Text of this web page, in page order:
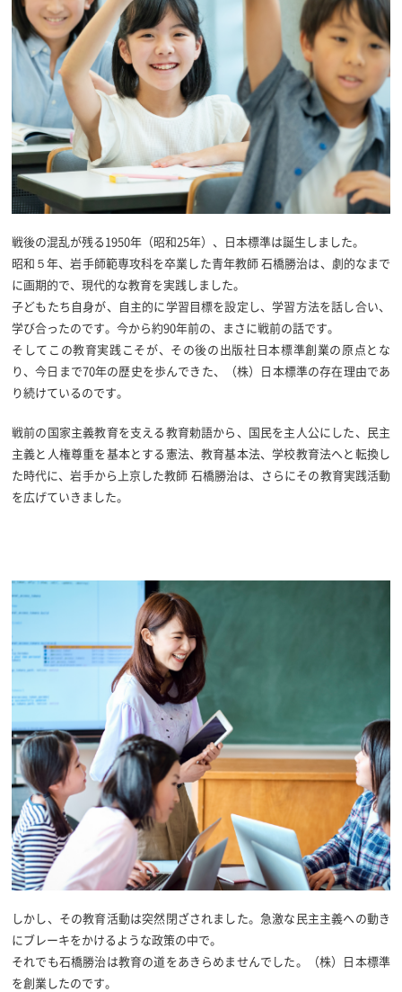
戦後の混乱が残る1950年（昭和25年）、日本標準は誕生しました。
昭和５年、岩手師範専攻科を卒業した青年教師 石橋勝治は、劇的なまで
に画期的で、現代的な教育を実践しました。
子どもたち自身が、自主的に学習目標を設定し、学習方法を話し合い、
学び合ったのです。今から約90年前の、まさに戦前の話です。
そしてこの教育実践こそが、その後の出版社日本標準創業の原点とな
り、今日まで70年の歴史を歩んできた、（株）日本標準の存在理由であ
り続けているのです。
戦前の国家主義教育を支える教育勅語から、国民を主人公にした、民主
主義と人権尊重を基本とする憲法、教育基本法、学校教育法へと転換し
た時代に、岩手から上京した教師 石橋勝治は、さらにその教育実践活動
を広げていきました。
しかし、その教育活動は突然閉ざされました。急激な民主主義への動き
にブレーキをかけるような政策の中で。
それでも石橋勝治は教育の道をあきらめませんでした。（株）日本標準
を創業したのです。